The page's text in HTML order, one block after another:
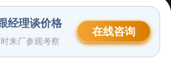
经理谈价格
来厂参观考察
在线咨询